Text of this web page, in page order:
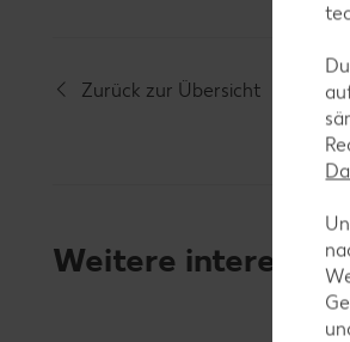
Zurück zur Übersicht
Weitere